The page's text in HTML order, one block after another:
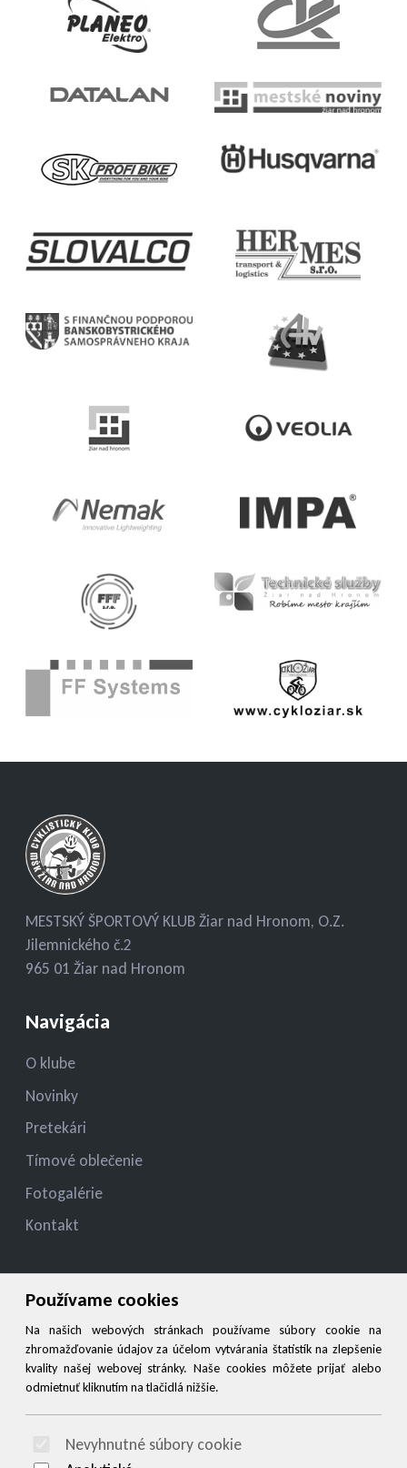
Používame cookies
Na našich webových stránkach používame súbory cookie na
zhromažďovanie údajov za účelom vytvárania štatistík na zlepšenie
kvality našej webovej stránky. Naše cookies môžete prijať alebo
odmietnuť kliknutím na tlačidlá nižšie.
Nevyhnutné súbory cookie
MESTSKÝ ŠPORTOVÝ KLUB Žiar nad Hronom, O.Z.
Jilemnického č.2
965 01 Žiar nad Hronom
Navigácia
O klube
Novinky
Pretekári
Tímové oblečenie
Fotogalérie
Kontakt
Kontakt
jelza.jozef@gmail.com
+421 944 545 900
Social
© 2026 Arrabella s.r.o., mayabella s.r.o., Všetky práva vyhradené.